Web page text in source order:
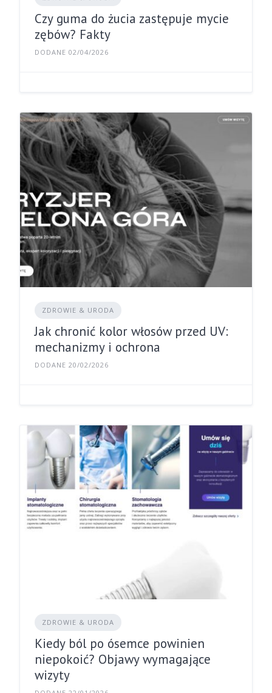
Czy guma do żucia zastępuje mycie
zębów? Fakty
DODANE 02/04/2026
ZDROWIE & URODA
Jak chronić kolor włosów przed UV:
mechanizmy i ochrona
DODANE 20/02/2026
ZDROWIE & URODA
Kiedy ból po ósemce powinien
niepokoić? Objawy wymagające
wizyty